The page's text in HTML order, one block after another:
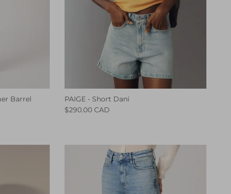
Barrel
PAIGE - Short Dani
$290.00 CAD